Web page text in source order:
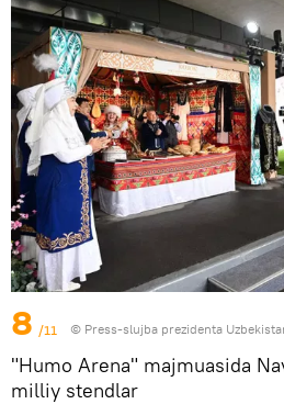
8 /11 © Press-slujba prezidenta
"Humo Arena" majmuasida
milliy stendlar